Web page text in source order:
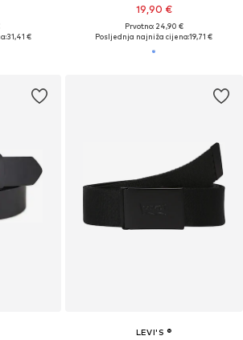
31,41 €
19,90 €
Prvotno: 24,90 €
Posljednja najniža cijena:19,71 €
LEVI'S ®